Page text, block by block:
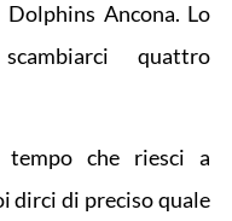
Ancona. Lo
quattro
tempo che riesci a
dirci di preciso quale